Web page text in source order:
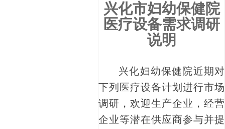
兴化市妇幼保健院
医疗设备需求调研
说明
兴化妇幼保健院近期对
下列医疗设备计划进行市场
调研，欢迎生产企业，经营
企业等潜在供应商参与并提